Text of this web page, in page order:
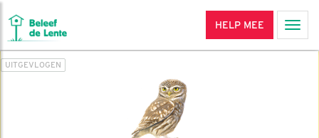
HELP MEE
UITGEVLOGEN